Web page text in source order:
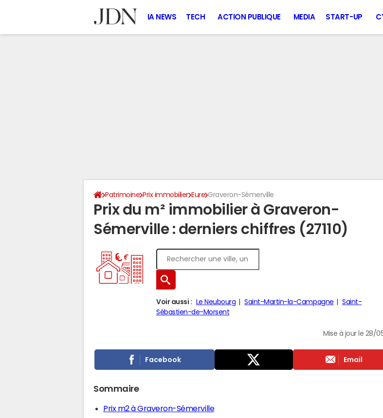
IA NEWS TECH ACTION PUBLIQUE MEDIA START-UP
Patrimoine Prix immobilier Eure Graveron-Sémerville
Prix du m² immobilier à Graveron-
Sémerville : derniers chiffres (27110)
Voir aussi : Le Neubourg Saint-Martin-la-Campagne
Saint-
Sébastien-de-Morsent
Mise à jour le 28/
Facebook Email
Sommaire
Prix m2 à Graveron-Sémerville